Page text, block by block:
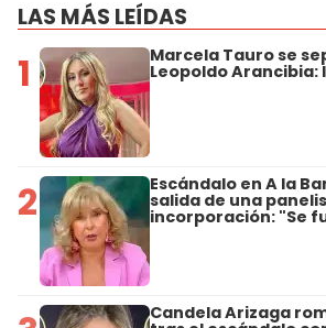
LAS MÁS LEÍDAS
1 Marcela Tauro se
Leopoldo Arancibia:
2 Escándalo en A la
salida de una
incorporación: "Se
Candela Arizaga